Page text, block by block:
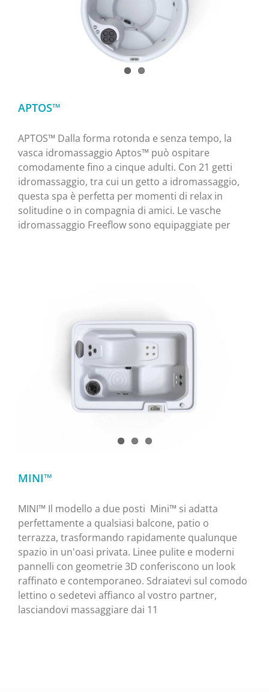
APTOS™
APTOS™ Dalla forma rotonda e senza tempo, la
vasca idromassaggio Aptos™ può ospitare
comodamente fino a cinque adulti. Con 21 getti
idromassaggio, tra cui un getto a idromassaggio,
questa spa è perfetta per momenti di relax in
solitudine o in compagnia di amici. Le vasche
idromassaggio Freeflow sono equipaggiate per
MINI™
MINI™ Il modello a due posti Mini™ si adatta
perfettamente a qualsiasi balcone, patio o
terrazza, trasformando rapidamente qualunque
spazio in un'oasi privata. Linee pulite e moderni
pannelli con geometrie 3D conferiscono un look
raffinato e contemporaneo. Sdraiatevi sul comodo
lettino o sedetevi affianco al vostro partner,
lasciandovi massaggiare dai 11